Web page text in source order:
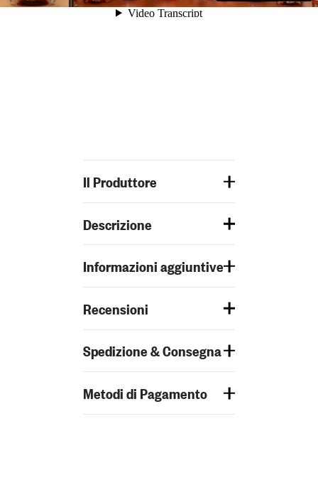
Il Produttore
Descrizione
Informazioni aggiuntive
Recensioni
Spedizione & Consegna
Metodi di Pagamento